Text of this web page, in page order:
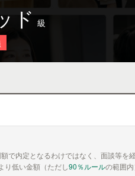
ド 級
内定となるわけではなく、面談等を
り低い金額（ただし90％ルールの範囲内